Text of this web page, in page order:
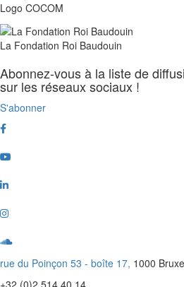
Logo COCOM
La Fondation Roi Baudouin
Abonnez-vous à la liste de
sur les réseaux sociaux !
S'abonner
rue du Poinçon 53 - boîte 17, 1000
+32 (0)2 514 40 14